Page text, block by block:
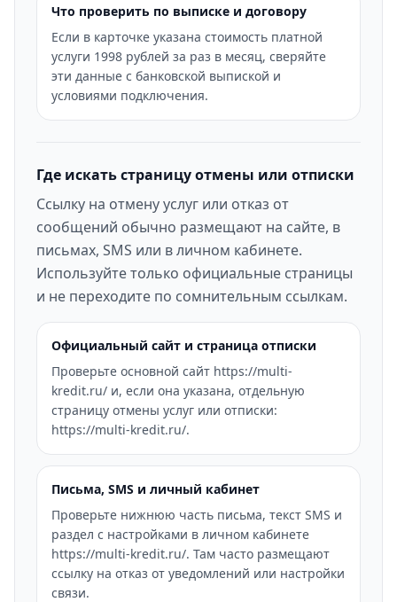
Что проверить по выписке и договору
Если в карточке указана стоимость платной
услуги 1998 рублей за раз в месяц, сверяйте
эти данные с банковской выпиской и
условиями подключения.
Где искать страницу отмены или отписки
Ссылку на отмену услуг или отказ от
сообщений обычно размещают на сайте, в
письмах, SMS или в личном кабинете.
Используйте только официальные страницы
и не переходите по сомнительным ссылкам.
Официальный сайт и страница отписки
Проверьте основной сайт https://multi-
kredit.ru/ и, если она указана, отдельную
страницу отмены услуг или отписки:
https://multi-kredit.ru/.
Письма, SMS и личный кабинет
Проверьте нижнюю часть письма, текст SMS и
раздел с настройками в личном кабинете
https://multi-kredit.ru/. Там часто размещают
ссылку на отказ от уведомлений или настройки
связи.